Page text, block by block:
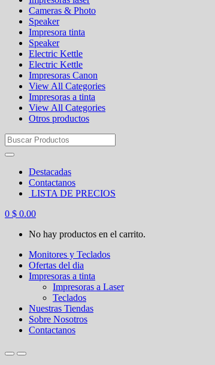
Cameras & Photo
Speaker
Impresora tinta
Speaker
Electric Kettle
Electric Kettle
Impresoras Canon
View All Categories
Impresoras a tinta
View All Categories
Otros productos
Search
for:
Destacadas
Contactanos
LISTA DE PRECIOS
0 $ 0.00
No hay productos en el carrito.
Monitores y Teclados
Ofertas del dia
Impresoras a tinta
Impresoras a Laser
Teclados
Nuestras Tiendas
Sobre Nosotros
Contactanos